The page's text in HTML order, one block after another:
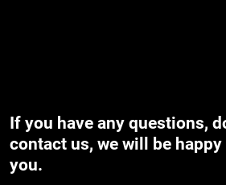
If you have any questions,
contact us, we will be
you.